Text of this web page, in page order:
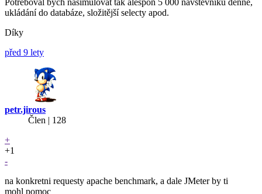
ukládání do databáze, složitější selecty apod.
Díky
před 9 lety
petr.jirous
Člen | 128
+
+1
-
na konkretni requesty apache benchmark, a dale JMeter by ti
mohl pomoc